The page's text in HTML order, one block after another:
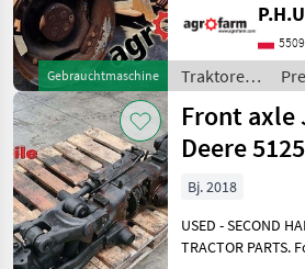
Gebrauchtmaschine
message by e-
whatsapp.
SCHLEPPER
Bei weiteren
kontaktieren
Traktoren /
John Deere
Front axle
Deere
Bj. 2018
USED - SECOND
TRACTOR PARTS.